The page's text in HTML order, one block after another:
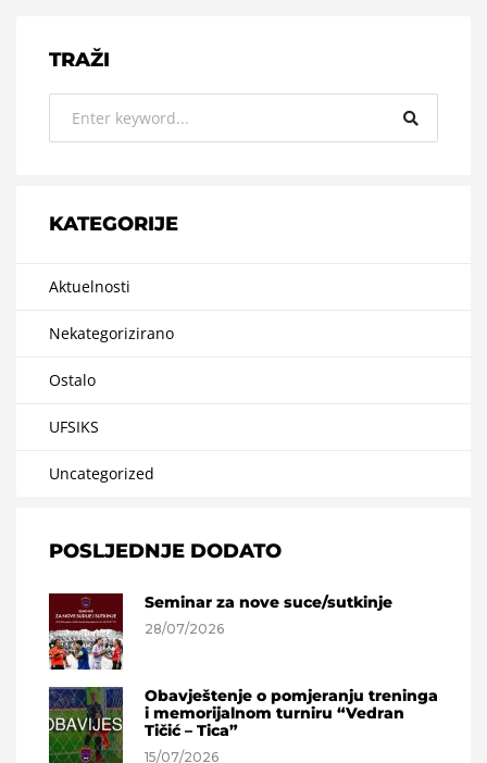
TRAŽI
KATEGORIJE
Aktuelnosti
Nekategorizirano
Ostalo
UFSIKS
Uncategorized
POSLJEDNJE DODATO
Seminar za nove suce/sutkinje
28/07/2026
Obavještenje o pomjeranju treninga
i memorijalnom turniru “Vedran
Tičić – Tica”
15/07/2026